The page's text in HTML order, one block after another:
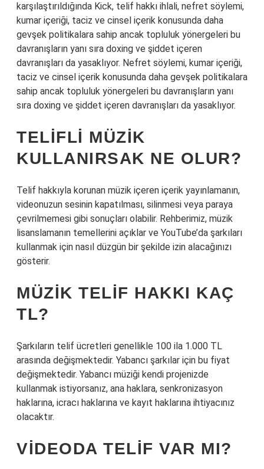
karşılaştırıldığında Kick, telif hakkı ihlali, nefret söylemi,
kumar içeriği, taciz ve cinsel içerik konusunda daha
gevşek politikalara sahip ancak topluluk yönergeleri bu
davranışların yanı sıra doxing ve şiddet içeren
davranışları da yasaklıyor. Nefret söylemi, kumar içeriği,
taciz ve cinsel içerik konusunda daha gevşek politikalara
sahip ancak topluluk yönergeleri bu davranışların yanı
sıra doxing ve şiddet içeren davranışları da yasaklıyor.
TELIFLI MÜZIK
KULLANIRSAK NE OLUR?
Telif hakkıyla korunan müzik içeren içerik yayınlamanın,
videonuzun sesinin kapatılması, silinmesi veya paraya
çevrilmemesi gibi sonuçları olabilir. Rehberimiz, müzik
lisanslamanın temellerini açıklar ve YouTube’da şarkıları
kullanmak için nasıl düzgün bir şekilde izin alacağınızı
gösterir.
MÜZIK TELIF HAKKI KAÇ
TL?
Şarkıların telif ücretleri genellikle 100 ila 1.000 TL
arasında değişmektedir. Yabancı şarkılar için bu fiyat
değişmektedir. Yabancı müziği kendi projenizde
kullanmak istiyorsanız, ana haklara, senkronizasyon
haklarına, icracı haklarına ve kayıt haklarına ihtiyacınız
olacaktır.
VIDEODA TELIF VAR MI?